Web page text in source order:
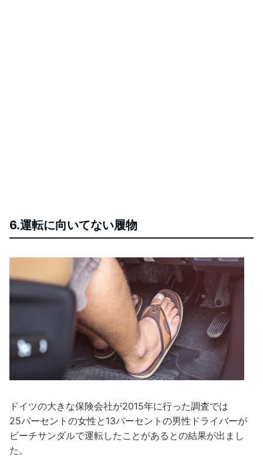
6.運転に向いてない履物
ドイツの大きな保険会社が2015年に行った調査では
25パーセントの女性と13パーセントの男性ドライバーが
ビーチサンダルで運転したことがあるとの結果が出まし
た。